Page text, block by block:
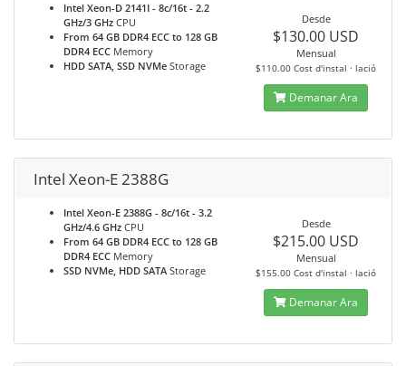
Intel Xeon-D 2141I - 8c/16t - 2.2
GHz/3 GHz CPU
From 64 GB DDR4 ECC to 128 GB
DDR4 ECC Memory
HDD SATA, SSD NVMe Storage
Desde
$130.00 USD
Mensual
$110.00 Cost d'instal · lació
Demanar Ara
Intel Xeon-E 2388G
Intel Xeon-E 2388G - 8c/16t - 3.2
GHz/4.6 GHz CPU
From 64 GB DDR4 ECC to 128 GB
DDR4 ECC Memory
SSD NVMe, HDD SATA Storage
Desde
$215.00 USD
Mensual
$155.00 Cost d'instal · lació
Demanar Ara